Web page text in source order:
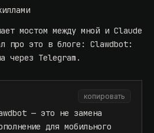
мостом между мной и Claude
про это в блоге: Clawdbot:
через Telegram .
копировать
— это не замена
для мобильного